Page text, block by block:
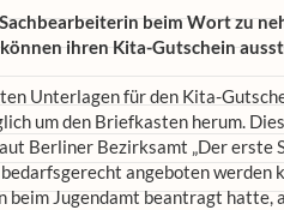
beim Wort zu
ihren Kita-Gutschein
Unterlagen für den Kita-
um den Briefkasten herum.
Berliner Bezirksamt „Der erste
angeboten werden
beim Jugendamt beantragt hatte,